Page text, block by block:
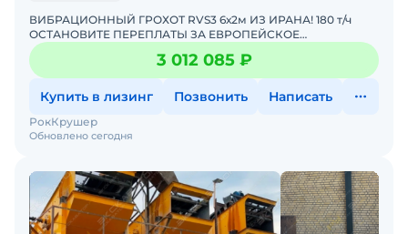
ВИБРАЦИОННЫЙ ГРОХОТ RVS3 6х2м ИЗ ИРАНА! 180 т/ч
ОСТАНОВИТЕ ПЕРЕПЛАТЫ ЗА ЕВРОПЕЙСКОЕ
ОБОРУДОВАНИЕ! Пока ваши конкуренты покупают
дорогие грохоты у перекупщиков
3 012 085 ₽
Купить в лизинг Позвонить Написать
Обновлено сегодня
РокКрушер